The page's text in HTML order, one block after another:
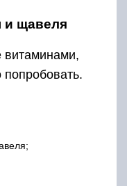
и щавеля
витаминами,
попробовать.